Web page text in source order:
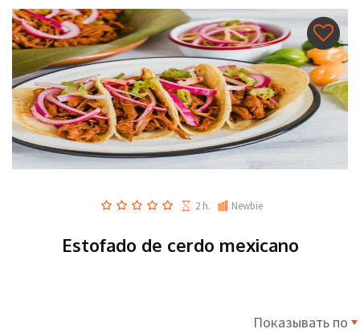
2 h. Newbie
Estofado de cerdo mexicano
Показывать по